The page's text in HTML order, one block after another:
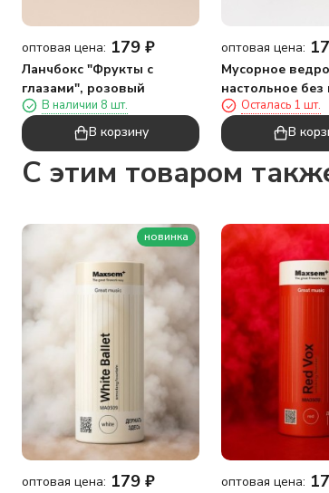
оптовая цена: 179 ₽
Ланчбокс "Фрукты с
глазами", розовый
В наличии 8 шт.
В корзину
оптовая цена:
Мусорное ведро
настольное
"Bear", brown
Осталась 1 шт.
В
C этим товаром
новинка
оптовая цена: 179 ₽ оптовая цена: